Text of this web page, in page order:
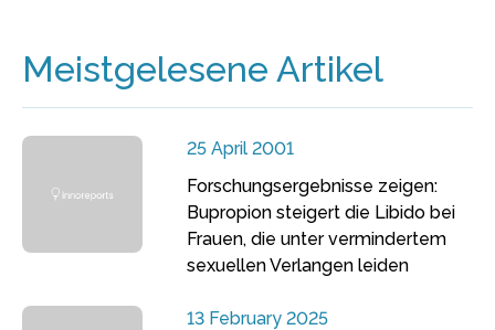
Meistgelesene Artikel
25 April 2001
Forschungsergebnisse zeigen:
Bupropion steigert die Libido bei
Frauen, die unter vermindertem
sexuellen Verlangen leiden
13 February 2025